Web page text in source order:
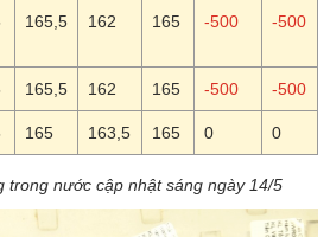
165,5 162 165 -500 -500
165,5 162 165 -500 -500
165 163,5 165 0 0
trong nước cập nhật sáng ngày 14/5